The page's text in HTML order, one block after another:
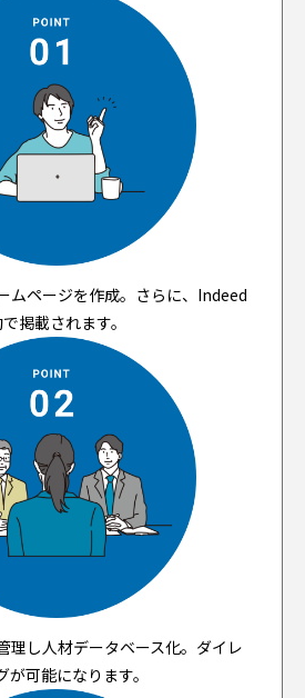
ムページを作成。さらに、Indeed
掲載されます。
理し人材データベース化。ダイレ
可能になります。